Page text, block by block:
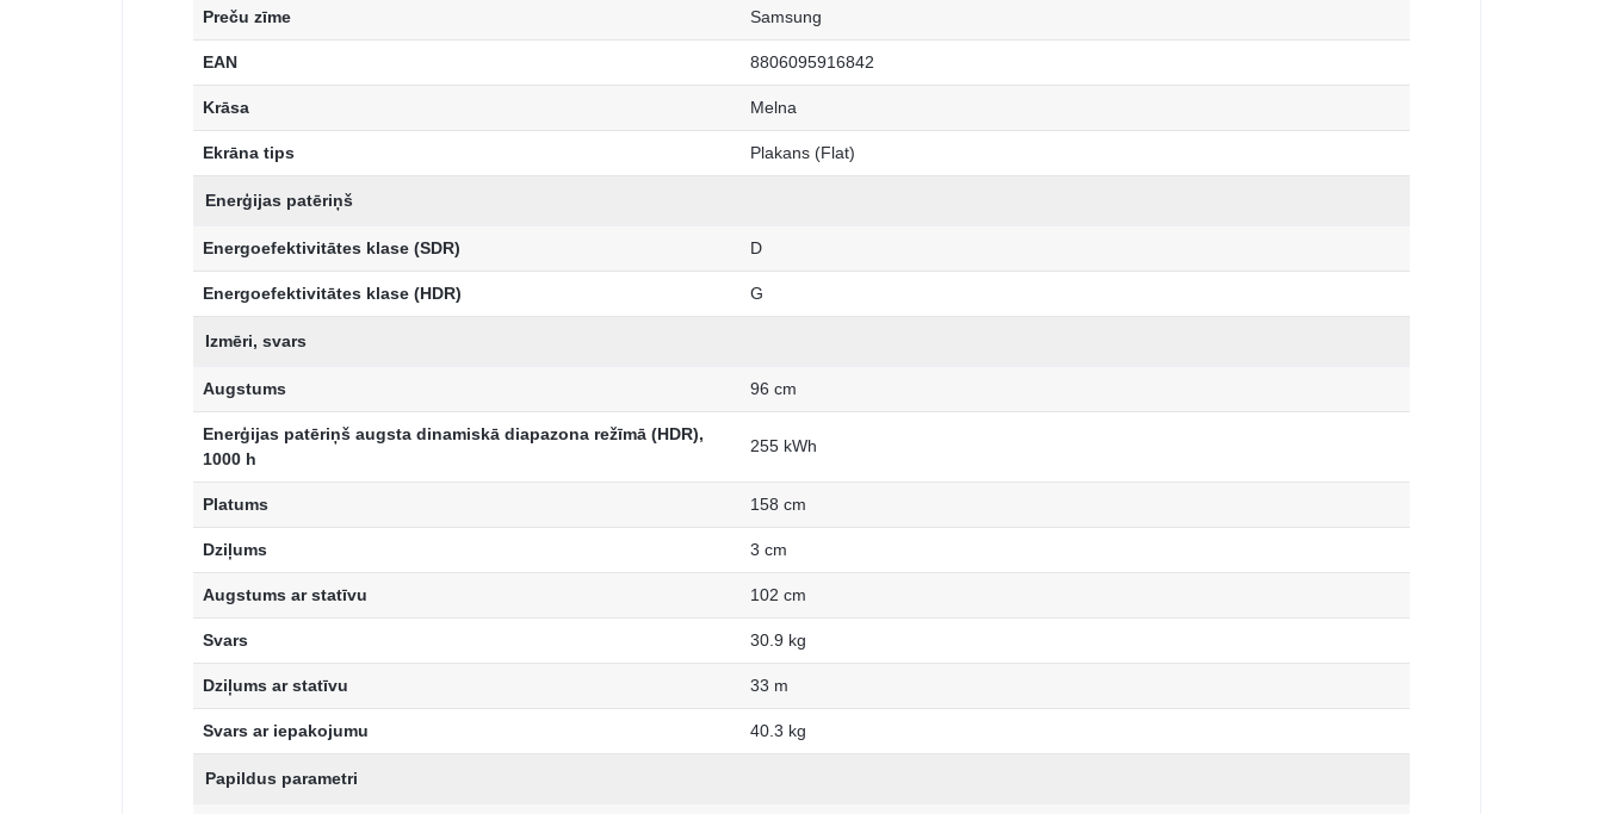
Preču zīme Samsung
EAN 8806095916842
Krāsa Melna
Ekrāna tips Plakans (Flat)
Enerģijas patēriņš
Energoefektivitātes klase (SDR) D
Energoefektivitātes klase (HDR) G
Izmēri, svars
Augstums 96 cm
Enerģijas patēriņš augsta dinamiskā diapazona režīmā (HDR),
1000 h
255 kWh
Platums 158 cm
Dziļums 3 cm
Augstums ar statīvu 102 cm
Svars 30.9 kg
Dziļums ar statīvu 33 m
Svars ar iepakojumu 40.3 kg
Papildus parametri